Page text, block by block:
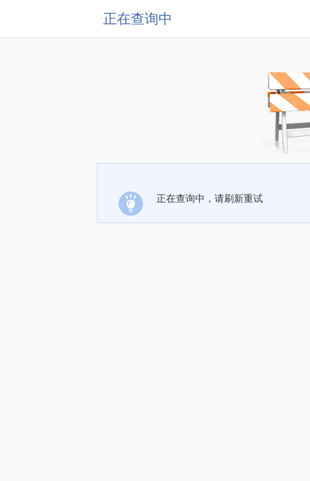
正在查询中
正在查询中，请刷新重试